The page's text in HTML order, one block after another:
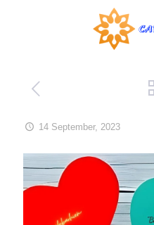
14 September, 2023